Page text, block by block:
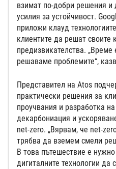
взимат по-добри решения и
усилия за устойчивост.
приложи клауд
клиентите да решат своите
предизвикателства.
решаваме проблемите“,
Представител на Atos
практически решения за
проучвания и разработка
декарбониация и
net-zero. „Вярвам, че net-
трябва да вземем смели
В това пътешествие е
дигиталните технологии да